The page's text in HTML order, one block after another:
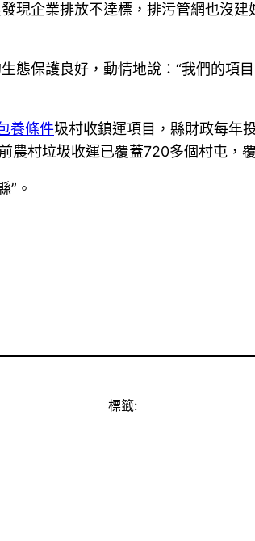
現企業排放不達標，排污管網也沒
態保護良好，動情地說：“我們的項
養條件圾村收鎮運項目，縣財政每年
農村垃圾收運已覆蓋720多個村屯，
”。
標籤: